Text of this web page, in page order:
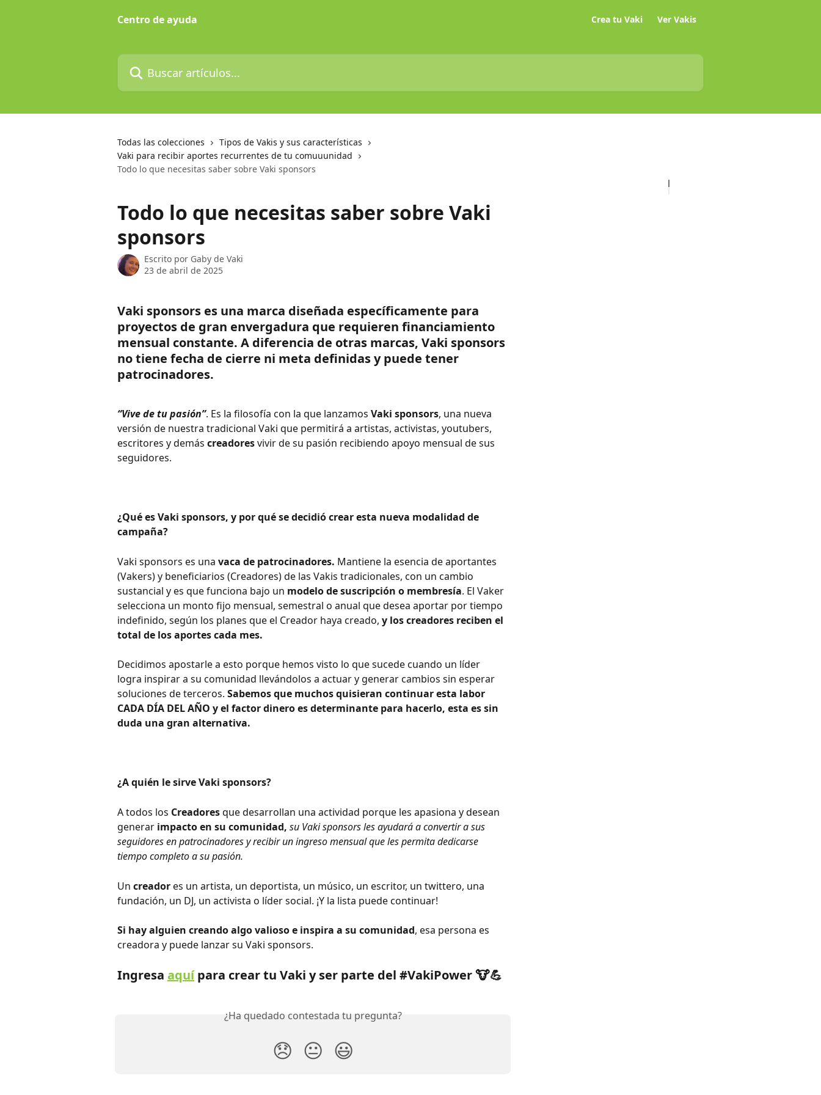
Centro de ayuda
Crea tu Vaki Ver Vakis
Buscar artículos...
Todas las colecciones
Tipos de Vakis y sus características
Vaki para recibir aportes recurrentes de tu comuuunidad
Todo lo que necesitas saber sobre Vaki sponsors
Todo lo que necesitas saber sobre Vaki
sponsors
Escrito por Gaby de Vaki
23 de abril de 2025
Vaki sponsors es una marca diseñada específicamente para
proyectos de gran envergadura que requieren financiamiento
mensual constante. A diferencia de otras marcas, Vaki sponsors
no tiene fecha de cierre ni meta definidas y puede tener
patrocinadores.
“Vive de tu pasión”. Es la filosofía con la que lanzamos Vaki sponsors, una nueva
versión de nuestra tradicional Vaki que permitirá a artistas, activistas, youtubers,
escritores y demás creadores vivir de su pasión recibiendo apoyo mensual de sus
seguidores.
¿Qué es Vaki sponsors, y por qué se decidió crear esta nueva modalidad de
campaña?
Vaki sponsors es una vaca de patrocinadores. Mantiene la esencia de aportantes
(Vakers) y beneficiarios (Creadores) de las Vakis tradicionales, con un cambio
sustancial y es que funciona bajo un modelo de suscripción o membresía. El Vaker
selecciona un monto fijo mensual, semestral o anual que desea aportar por tiempo
indefinido, según los planes que el Creador haya creado, y los creadores reciben el
total de los aportes cada mes.
Decidimos apostarle a esto porque hemos visto lo que sucede cuando un líder
logra inspirar a su comunidad llevándolos a actuar y generar cambios sin esperar
soluciones de terceros. Sabemos que muchos quisieran continuar esta labor
CADA DÍA DEL AÑO y el factor dinero es determinante para hacerlo, esta es sin
duda una gran alternativa.
¿A quién le sirve Vaki sponsors?
A todos los Creadores que desarrollan una actividad porque les apasiona y desean
generar impacto en su comunidad, su Vaki sponsors les ayudará a convertir a sus
seguidores en patrocinadores y recibir un ingreso mensual que les permita dedicarse
tiempo completo a su pasión.
Un creador es un artista, un deportista, un músico, un escritor, un twittero, una
fundación, un DJ, un activista o líder social. ¡Y la lista puede continuar!
Si hay alguien creando algo valioso e inspira a su comunidad, esa persona es
creadora y puede lanzar su Vaki sponsors.
Ingresa aquí para crear tu Vaki y ser parte del #VakiPower 🐮💪
¿Ha quedado contestada tu pregunta?
😞 😐 😃